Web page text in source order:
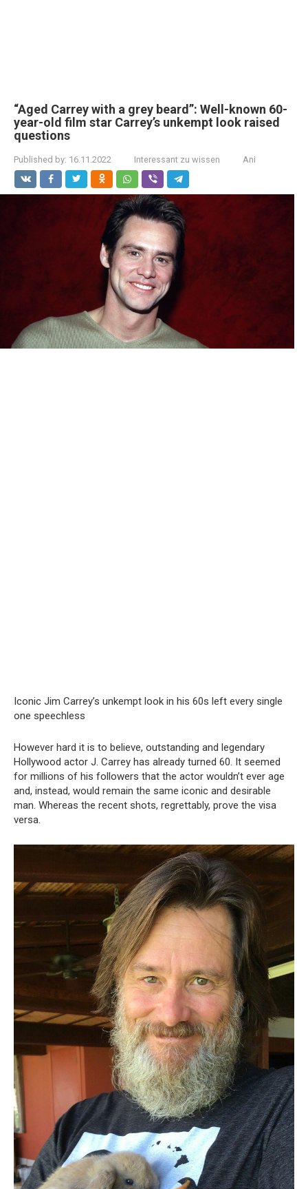
“Aged Carrey with a grey beard”: Well-known 60-
year-old film star Carrey’s unkempt look raised
questions
Published by: 16.11.2022 Interessant zu wissen Ani
Iconic Jim Carrey’s unkempt look in his 60s left every single
one speechless
However hard it is to believe, outstanding and legendary
Hollywood actor J. Carrey has already turned 60. It seemed
for millions of his followers that the actor wouldn’t ever age
and, instead, would remain the same iconic and desirable
man. Whereas the recent shots, regrettably, prove the visa
versa.